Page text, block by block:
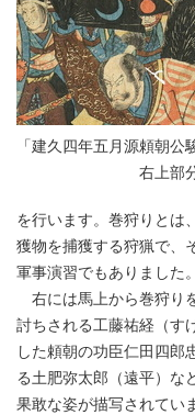
「建久四年五月源頼朝公
右上部
を行います。巻狩りとは
獲物を捕獲する狩猟で、
軍事演習でもありました。
右には馬上から巻狩り
討ちされる工藤祐経（す
した頼朝の功臣仁田四郎
る土肥弥太郎（遠平）な
果敢な姿が描写されてい